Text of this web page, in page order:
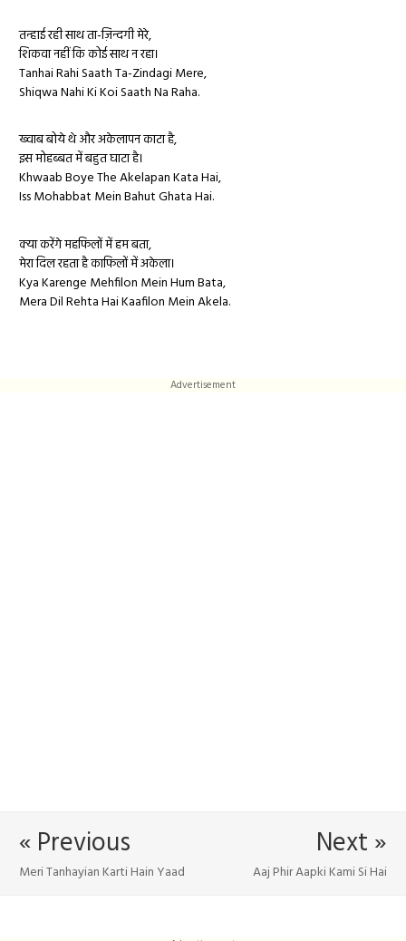
तन्हाई रही साथ ता-ज़िन्दगी मेरे,
शिकवा नहीं कि कोई साथ न रहा।
Tanhai Rahi Saath Ta-Zindagi Mere,
Shiqwa Nahi Ki Koi Saath Na Raha.
ख्वाब बोये थे और अकेलापन काटा है,
इस मोहब्बत में बहुत घाटा है।
Khwaab Boye The Akelapan Kata Hai,
Iss Mohabbat Mein Bahut Ghata Hai.
क्या करेंगे महफिलों में हम बता,
मेरा दिल रहता है काफिलों में अकेला।
Kya Karenge Mehfilon Mein Hum Bata,
Mera Dil Rehta Hai Kaafilon Mein Akela.
Advertisement
Next »
Aaj Phir Aapki Kami Si Hai
« Previous
Meri Tanhayian Karti Hain Yaad